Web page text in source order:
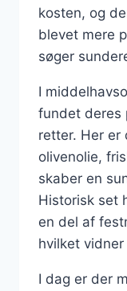
kosten, og
blevet mere
søger
I
fundet deres
retter. Her er
olivenolie,
skaber en
Historisk set
en del af
hvilket
I dag er der